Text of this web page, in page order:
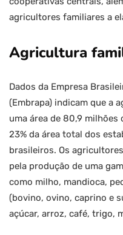
agricultores familiares a
Agricultura
Dados da Empresa
(Embrapa) indicam que a
uma área de 80,9
23% da área total dos
brasileiros. Os
pela produção de uma
como milho, mandioca,
(bovino, ovino, caprino e
açúcar, arroz, café, trigo,